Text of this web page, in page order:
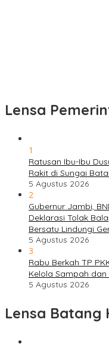
Lensa
1
Ratusan Ibu-Ibu
Rakit di Sungai
5 Agustus 2026
2
Gubernur Jambi,
Deklarasi Tolak
Bersatu Lindungi
5 Agustus 2026
3
Rabu Berkah TP
Kelola Sampah
5 Agustus 2026
Lensa Batang